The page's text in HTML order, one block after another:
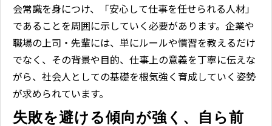
会常識を身につけ、「安心して仕事を任せられる人材」
であることを周囲に示していく必要があります。企業や
職場の上司・先輩には、単にルールや慣習を教えるだけ
でなく、その背景や目的、仕事上の意義を丁寧に伝えな
がら、社会人としての基礎を根気強く育成していく姿勢
が求められています。
失敗を避ける傾向が強く、自ら前